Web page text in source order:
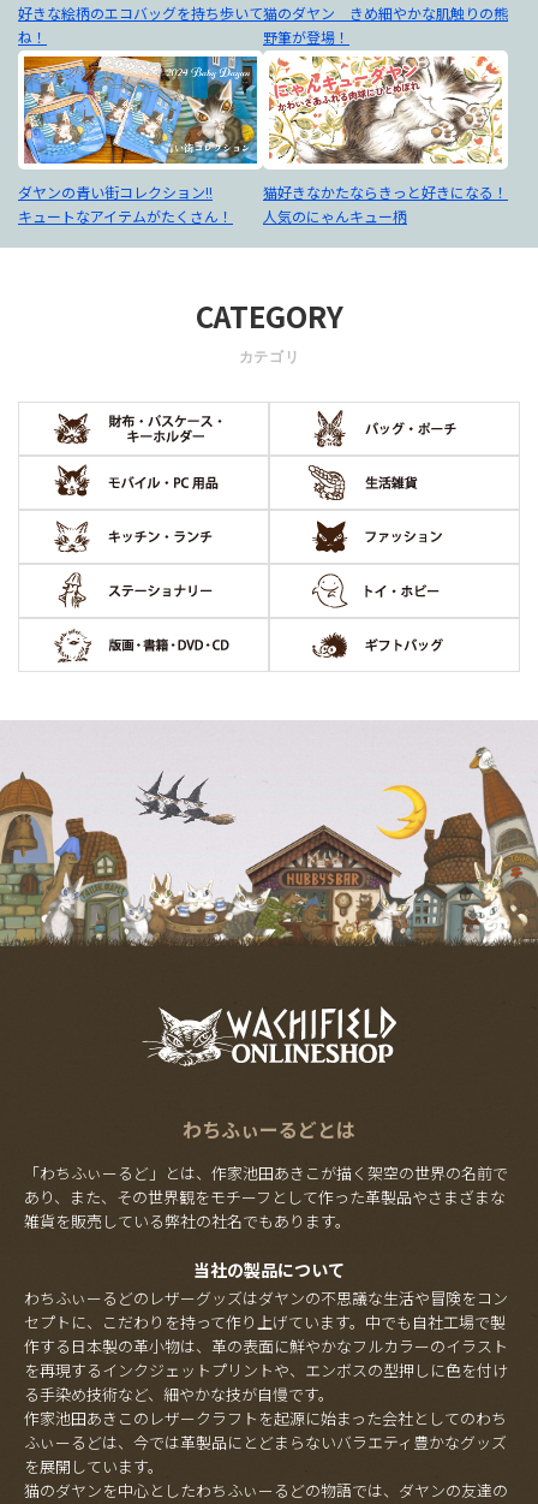
好きな絵柄のエコバッグを持ち歩いて
ね！
猫のダヤン きめ細やかな肌触りの熊
野筆が登場！
ダヤンの青い街コレクション!!
キュートなアイテムがたくさん！
猫好きなかたならきっと好きになる！
人気のにゃんキュー柄
CATEGORY
カテゴリ
わちふぃーるどとは
「わちふぃーるど」とは、作家池田あきこが描く架空の世界の名前で
あり、また、その世界観をモチーフとして作った革製品やさまざまな
雑貨を販売している弊社の社名でもあります。
当社の製品について
わちふぃーるどのレザーグッズはダヤンの不思議な生活や冒険をコン
セプトに、こだわりを持って作り上げています。中でも自社工場で製
作する日本製の革小物は、革の表面に鮮やかなフルカラーのイラスト
を再現するインクジェットプリントや、エンボスの型押しに色を付け
る手染め技術など、細やかな技が自慢です。
作家池田あきこのレザークラフトを起源に始まった会社としてのわち
ふぃーるどは、今では革製品にとどまらないバラエティ豊かなグッズ
を展開しています。
猫のダヤンを中心としたわちふぃーるどの物語では、ダヤンの友達の